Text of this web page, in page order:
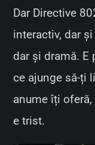
Dar Directive
interactiv, dar
dar și dramă. E
ce ajunge să-ți
anume îți
e trist.